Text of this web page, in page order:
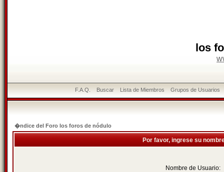
los
F.A.Q. Buscar Lista de Miembros Grupos de Usuarios
�ndice del Foro los foros de nódulo
Por favor, ingrese su
Nombre de Usuario: